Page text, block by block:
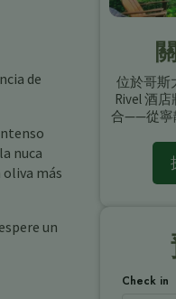
de
nuca
más
un
位於哥斯
Rivel 酒
合——從寧
Check in